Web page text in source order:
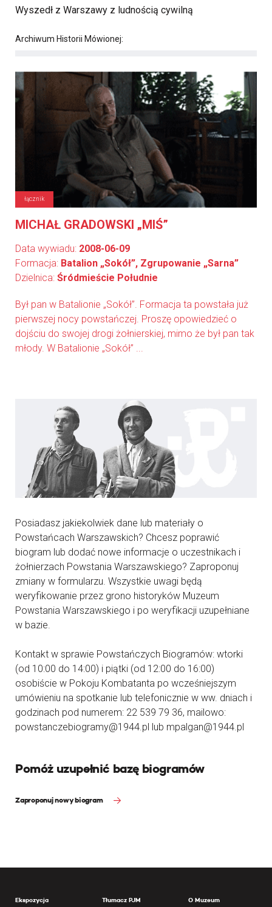
Wyszedł z Warszawy z ludnością cywilną
Archiwum Historii Mówionej:
łącznik
MICHAŁ GRADOWSKI „MIŚ”
Data wywiadu: 2008-06-09
Formacja: Batalion „Sokół”, Zgrupowanie „Sarna”
Dzielnica: Śródmieście Południe
Był pan w Batalionie „Sokół”. Formacja ta powstała już
pierwszej nocy powstańczej. Proszę opowiedzieć o
dojściu do swojej drogi żołnierskiej, mimo że był pan tak
młody. W Batalionie „Sokół” ...
Posiadasz jakiekolwiek dane lub materiały o
Powstańcach Warszawskich? Chcesz poprawić
biogram lub dodać nowe informacje o uczestnikach i
żołnierzach Powstania Warszawskiego? Zaproponuj
zmiany w formularzu. Wszystkie uwagi będą
weryfikowanie przez grono historyków Muzeum
Powstania Warszawskiego i po weryfikacji uzupełniane
w bazie.
Kontakt w sprawie Powstańczych Biogramów: wtorki
(od 10:00 do 14:00) i piątki (od 12:00 do 16:00)
osobiście w Pokoju Kombatanta po wcześniejszym
umówieniu na spotkanie lub telefonicznie w ww. dniach i
godzinach pod numerem: 22 539 79 36, mailowo:
powstanczebiogramy@1944.pl lub mpalgan@1944.pl
Pomóż uzupełnić bazę biogramów
Zaproponuj nowy biogram
Ekspozycja Tłumacz PJM O Muzeum